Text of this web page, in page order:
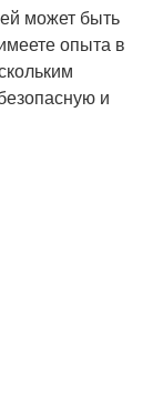
подземного
может быть
опыта в
и